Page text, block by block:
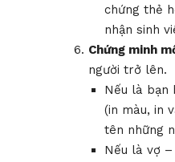
chứng thẻ
nhận sinh
Chứng minh
người trở lên.
Nếu là bạn
(in màu, in
tên những
Nếu là vợ